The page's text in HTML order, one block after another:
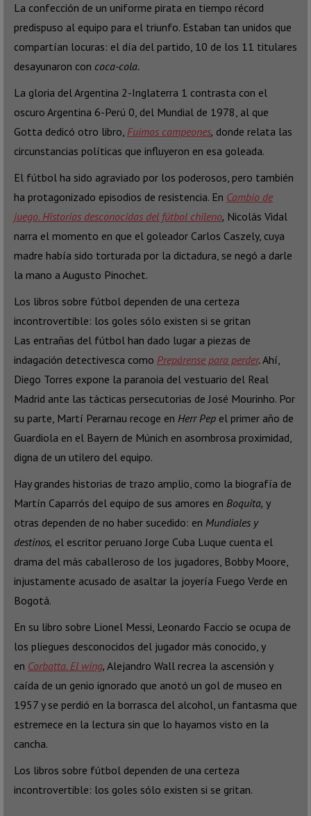
La confección de un uniforme pirata en tiempo récord
predispuso al equipo para el triunfo. Estaban tan unidos que
compartían locuras: el día del partido, 10 de los 11 titulares
desayunaron con coca-cola.
La gloria del Argentina 2-Inglaterra 1 contrasta con el
oscuro Argentina 6-Perú 0, del Mundial de 1978, al que
Gotta dedicó otro libro, Fuimos campeones, donde relata las
circunstancias políticas que influyeron en esa goleada.
El fútbol ha sido agraviado por los poderosos, pero también
ha protagonizado episodios de resistencia. En Cambio de
juego. Historias desconocidas del fútbol chileno, Nicolás Vidal
narra el momento en que el goleador Carlos Caszely, cuya
madre había sido torturada por la dictadura, se negó a darle
la mano a Augusto Pinochet.
Los libros sobre fútbol dependen de una certeza
incontrovertible: los goles sólo existen si se gritan
Las entrañas del fútbol han dado lugar a piezas de
indagación detectivesca como Prepárense para perder.Ahí,
Diego Torres expone la paranoia del vestuario del Real
Madrid ante las tácticas persecutorias de José Mourinho. Por
su parte, Martí Perarnau recoge en Herr Pep el primer año de
Guardiola en el Bayern de Múnich en asombrosa proximidad,
digna de un utilero del equipo.
Hay grandes historias de trazo amplio, como la biografía de
Martín Caparrós del equipo de sus amores en Boquita, y
otras dependen de no haber sucedido: en Mundiales y
destinos, el escritor peruano Jorge Cuba Luque cuenta el
drama del más caballeroso de los jugadores, Bobby Moore,
injustamente acusado de asaltar la joyería Fuego Verde en
Bogotá.
En su libro sobre Lionel Messi, Leonardo Faccio se ocupa de
los pliegues desconocidos del jugador más conocido, y
en Corbatta. El wing, Alejandro Wall recrea la ascensión y
caída de un genio ignorado que anotó un gol de museo en
1957 y se perdió en la borrasca del alcohol, un fantasma que
estremece en la lectura sin que lo hayamos visto en la
cancha.
Los libros sobre fútbol dependen de una certeza
incontrovertible: los goles sólo existen si se gritan.